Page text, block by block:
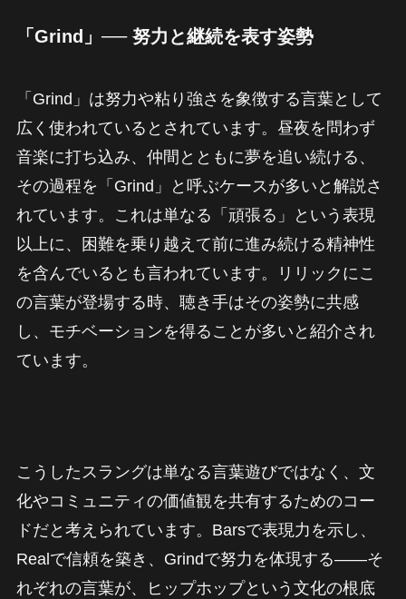
「Grind」── 努力と継続を表す姿勢
「Grind」は努力や粘り強さを象徴する言葉として
広く使われているとされています。昼夜を問わず
音楽に打ち込み、仲間とともに夢を追い続ける、
その過程を「Grind」と呼ぶケースが多いと解説さ
れています。これは単なる「頑張る」という表現
以上に、困難を乗り越えて前に進み続ける精神性
を含んでいるとも言われています。リリックにこ
の言葉が登場する時、聴き手はその姿勢に共感
し、モチベーションを得ることが多いと紹介され
ています。
こうしたスラングは単なる言葉遊びではなく、文
化やコミュニティの価値観を共有するためのコー
ドだと考えられています。Barsで表現力を示し、
Realで信頼を築き、Grindで努力を体現する――そ
れぞれの言葉が、ヒップホップという文化の根底